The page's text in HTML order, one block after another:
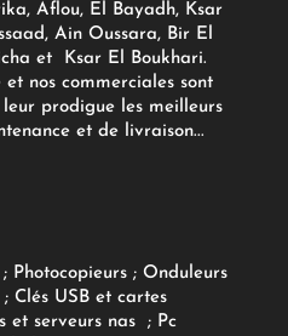
Aflou, El Bayadh, Ksar
Ain Oussara, Bir El
et Ksar El Boukhari.
nos commerciales sont
prodigue les meilleurs
et de livraison...
Photocopieurs; Onduleurs
; Clés USB et cartes
et serveurs nas ; Pc